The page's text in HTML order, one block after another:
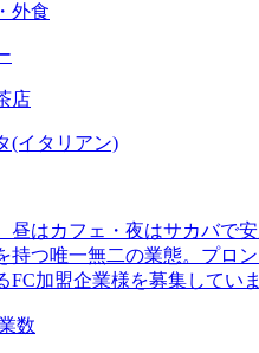
外食
店
(イタリアン)
昼はカフェ・夜はサカバで
持つ唯一無二の業態。プロ
FC加盟企業様を募集してい
数